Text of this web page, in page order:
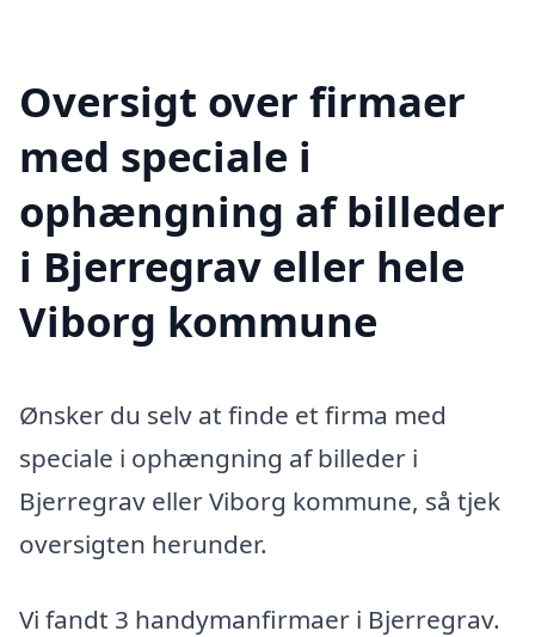
Oversigt over firmaer
med speciale i
ophængning af billeder
i Bjerregrav eller hele
Viborg kommune
Ønsker du selv at finde et firma med
speciale i ophængning af billeder i
Bjerregrav eller Viborg kommune, så tjek
oversigten herunder.
Vi fandt 3 handymanfirmaer i Bjerregrav.